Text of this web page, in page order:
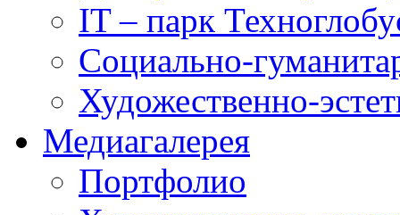
IT – парк
Социально-
Художественно-
Медиагалерея
Портфолио